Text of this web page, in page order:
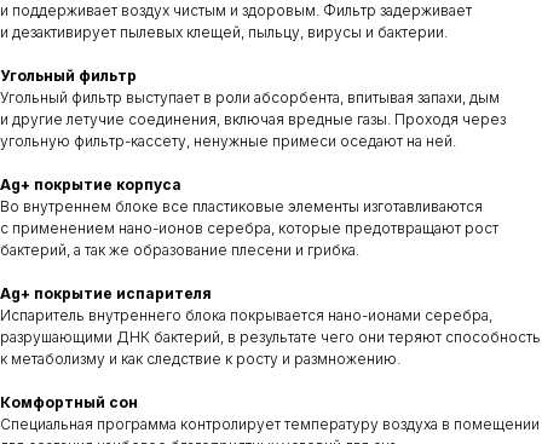
и поддерживает воздух чистым и здоровым. Фильтр задерживает
и дезактивирует пылевых клещей, пыльцу, вирусы и бактерии.
Угольный фильтр
Угольный фильтр выступает в роли абсорбента, впитывая запахи, дым
и другие летучие соединения, включая вредные газы. Проходя через
угольную фильтр-кассету, ненужные примеси оседают на ней.
Ag+ покрытие корпуса
Во внутреннем блоке все пластиковые элементы изготавливаются
с применением нано-ионов серебра, которые предотвращают рост
бактерий, а так же образование плесени и грибка.
Ag+ покрытие испарителя
Испаритель внутреннего блока покрывается нано-ионами серебра,
разрушающими ДНК бактерий, в результате чего они теряют способность
к метаболизму и как следствие к росту и размножению.
Комфортный сон
Специальная программа контролирует температуру воздуха в помещении